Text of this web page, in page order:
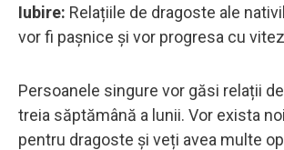
Iubire: Relațiile de dragoste ale
vor fi pașnice și vor progresa cu
Persoanele singure vor găsi relații
treia săptămână a lunii. Vor exista
pentru dragoste și veți avea multe